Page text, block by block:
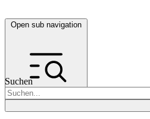
Open sub navigation
Suchen